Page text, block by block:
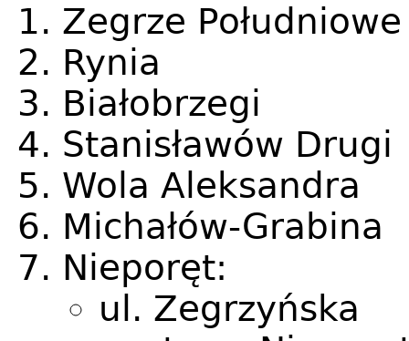
Zegrze Południowe
Rynia
Białobrzegi
Stanisławów Drugi
Wola Aleksandra
Michałów-Grabina
Nieporęt:
ul. Zegrzyńska